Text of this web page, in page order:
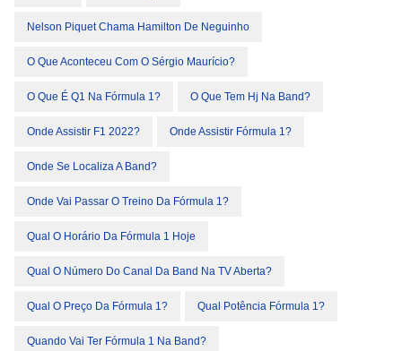
Nelson Piquet Chama Hamilton De Neguinho
O Que Aconteceu Com O Sérgio Maurício?
O Que É Q1 Na Fórmula 1? O Que Tem Hj Na Band?
Onde Assistir F1 2022? Onde Assistir Fórmula 1?
Onde Se Localiza A Band?
Onde Vai Passar O Treino Da Fórmula 1?
Qual O Horário Da Fórmula 1 Hoje
Qual O Número Do Canal Da Band Na TV Aberta?
Qual O Preço Da Fórmula 1? Qual Potência Fórmula 1?
Quando Vai Ter Fórmula 1 Na Band?